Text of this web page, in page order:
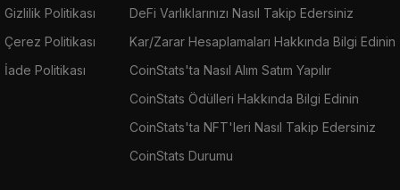
Gizlilik Politikası
Çerez Politikası
İade Politikası
DeFi Varlıklarınızı Nasıl Takip Edersiniz
Kar/Zarar Hesaplamaları Hakkında Bilgi Edinin
CoinStats'ta Nasıl Alım Satım Yapılır
CoinStats Ödülleri Hakkında Bilgi Edinin
CoinStats'ta NFT'leri Nasıl Takip Edersiniz
CoinStats Durumu